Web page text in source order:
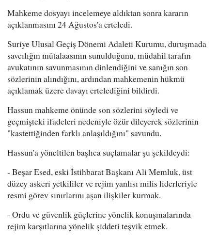
Mahkeme dosyayı incelemeye aldıktan sonra kararın
açıklanmasını 24 Ağustos'a erteledi.
Suriye Ulusal Geçiş Dönemi Adaleti Kurumu, duruşmada
savcılığın mütalaasının sunulduğunu, müdahil tarafın
avukatının savunmasının dinlendiğini ve sanığın son
sözlerinin alındığını, ardından mahkemenin hükmü
açıklamak üzere davayı ertelediğini bildirdi.
Hassun mahkeme önünde son sözlerini söyledi ve
geçmişteki ifadeleri nedeniyle özür dileyerek sözlerinin
"kastettiğinden farklı anlaşıldığını" savundu.
Hassun'a yöneltilen başlıca suçlamalar şu şekildeydi:
- Beşar Esed, eski İstihbarat Başkanı Ali Memluk, üst
düzey askeri yetkililer ve rejim yanlısı milis liderleriyle
resmi görev sınırlarını aşan ilişkiler kurmak.
- Ordu ve güvenlik güçlerine yönelik konuşmalarında
rejim karşıtlarına yönelik şiddeti teşvik etmek.